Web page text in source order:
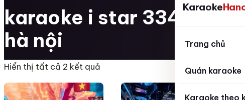
Karaoke
Trang chủ
Quán karaoke
Karaoke theo
karaoke i star 334 xã
hà nội
Hiển thị tất cả 2 kết quả